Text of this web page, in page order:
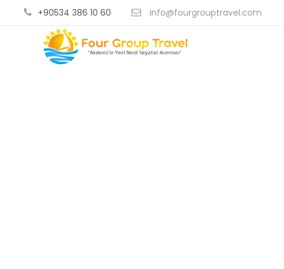
+90534 386 10 60 info@fourgrouptravel.com